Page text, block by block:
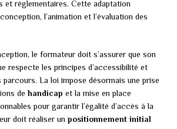
et réglementaires. Cette adaptation
l’animation et l’évaluation des
le formateur doit s’assurer que son
respecte les principes d’accessibilité et
parcours. La loi impose désormais une prise
dehandicap et la mise en place
pour garantir l’égalité d’accès à la
doit réaliser un positionnement initial